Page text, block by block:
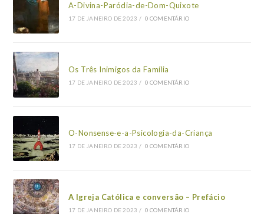
A-Divina-Paródia-de-Dom-Quixote
17 DE JANEIRO DE 2023 / 0 COMENTÁRIO
Os Três Inimigos da Família
17 DE JANEIRO DE 2023 / 0 COMENTÁRIO
O-Nonsense-e-a-Psicologia-da-Criança
17 DE JANEIRO DE 2023 / 0 COMENTÁRIO
A Igreja Católica e conversão – Prefácio
17 DE JANEIRO DE 2023 / 0 COMENTÁRIO